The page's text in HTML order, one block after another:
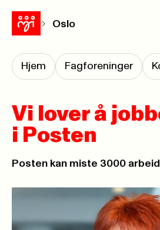
Oslo
Hjem Fagforeninger
Vi lover å
i Posten
Posten kan miste 3000